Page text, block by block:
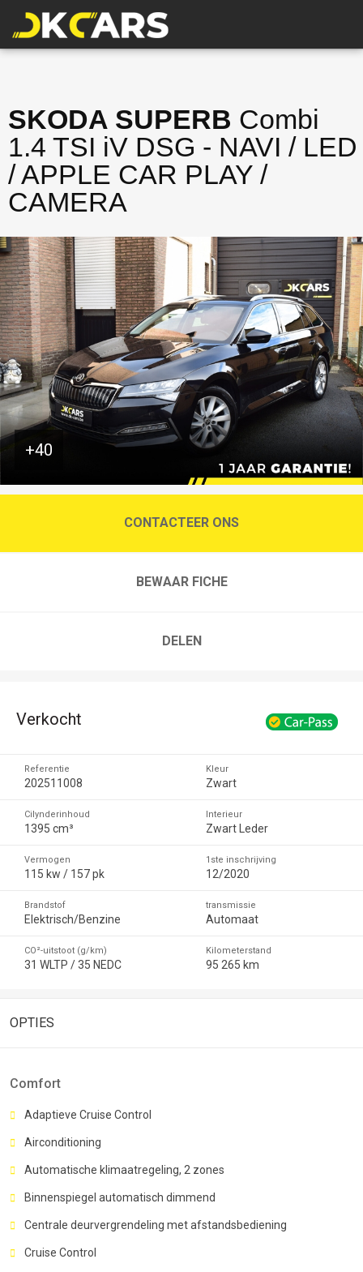
SKODA SUPERB Combi
1.4 TSI iV DSG - NAVI / LED
/ APPLE CAR PLAY /
CAMERA
VERKOCHT
+40
CONTACTEER ONS
BEWAAR FICHE
DELEN
Verkocht
Referentie
202511008
Cilynderinhoud
1395 cm³
Vermogen
115 kw / 157 pk
Brandstof
Elektrisch/Benzine
CO²-uitstoot (g/km)
31 WLTP / 35 NEDC
Kleur
Zwart
Interieur
Zwart Leder
1ste inschrijving
12/2020
transmissie
Automaat
Kilometerstand
95 265 km
OPTIES
Comfort
Adaptieve Cruise Control
Airconditioning
Automatische klimaatregeling, 2 zones
Binnenspiegel automatisch dimmend
Centrale deurvergrendeling met afstandsbediening
Cruise Control